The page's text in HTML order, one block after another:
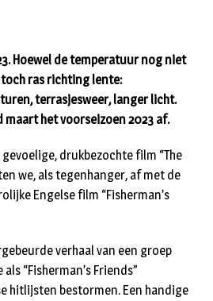
Hoewel de temperatuur nog niet
ras richting lente:
terrasjesweer, langer licht.
maart het voorseizoen 2023 af.
drukbezochte film “The
we, als tegenhanger, af met de
Engelse film “Fisherman’s
verhaal van een groep
“Fisherman’s Friends”
hitlijsten bestormen. Een handige